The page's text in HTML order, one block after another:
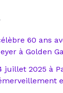
60 ans
à Golden
juillet 2025 à